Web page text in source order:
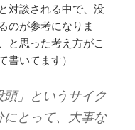
対談される中で、没
のが参考になりま
と思った考え方がこ
書いてます）
」というサイク
にとって、大事な